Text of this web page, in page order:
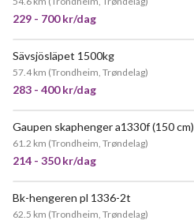
229 - 700 kr/dag
Sävsjösläpet 1500kg
57.4 km (Trondheim, Trøndelag)
283 - 400 kr/dag
Gaupen skaphenger a1330f (150 cm)
61.2 km (Trondheim, Trøndelag)
214 - 350 kr/dag
Bk-hengeren pl 1336-2t
62.5 km (Trondheim, Trøndelag)